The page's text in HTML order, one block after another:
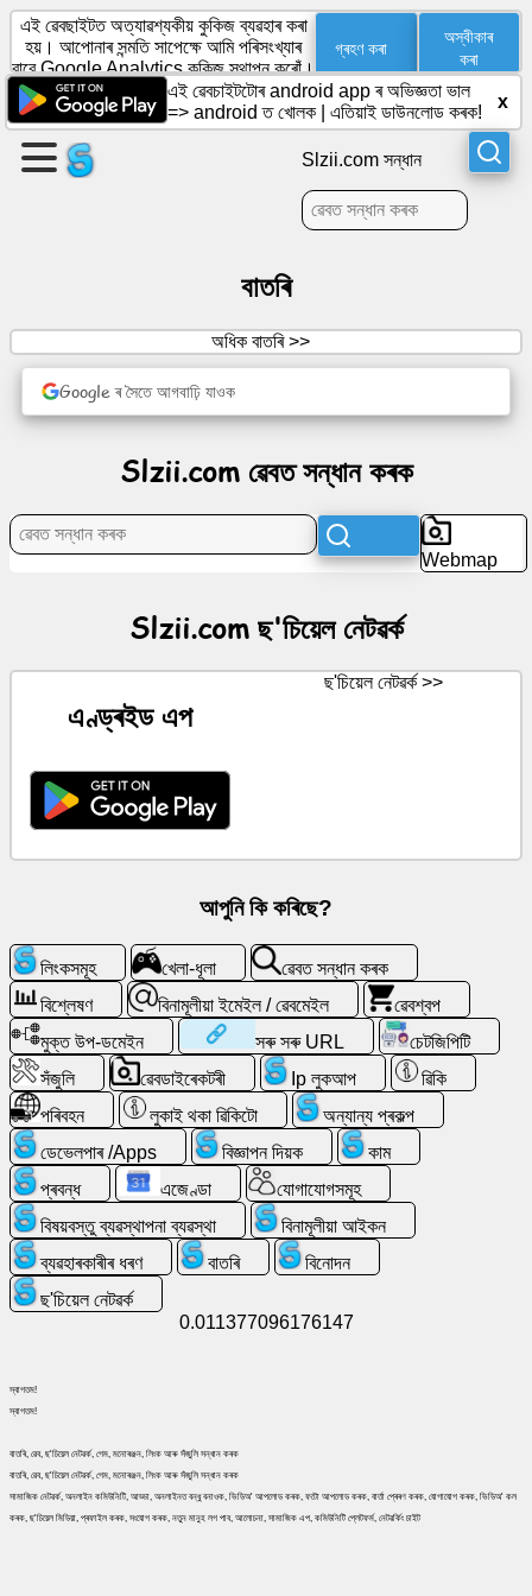
এটা
পৃষ্ঠা
সৃষ্টি
কৰক
প্ৰবন্ধ
ছ'চিয়েল
চেটজিপিটি
খেলা-
ধূলা
ৱেবত
সন্ধান
কৰক
বিনামূলীয়া
ইমেইল
/
ৱেবমেইল
বিশ্লেষণ
এই ৱেবছাইটত অত্যাৱশ্যকীয় কুকিজ ব্যৱহাৰ কৰা
হয়। আপোনাৰ সন্মতি সাপেক্ষে আমি পৰিসংখ্যাৰ
বাবে Google Analytics কুকিজ স্থাপন কৰোঁ।
গ্ৰহণ কৰা
অস্বীকাৰ
কৰা
এই ৱেবচাইটটোৰ android app ৰ অভিজ্ঞতা ভাল
=> android ত খোলক এতিয়াই ডাউনলোড কৰক!
x
Slzii.com সন্ধান
বাতৰি
অধিক বাতৰি >>
Google ৰ সৈতে আগবাঢ়ি যাওক
Slzii.com ৱেবত সন্ধান কৰক
Webmap
Slzii.com ছ'চিয়েল নেটৱৰ্ক
এণ্ড্ৰইড এপ
ছ'চিয়েল নেটৱৰ্ক >>
আপুনি কি কৰিছে?
লিংকসমূহ খেলা-ধূলা
ৱেবত সন্ধান কৰক
বিশ্লেষণ
বিনামূলীয়া ইমেইল / ৱেবমেইল
ৱেবশ্বপ
মুক্ত উপ-ডমেইন
সৰু সৰু URL
চেটজিপিটি
সঁজুলি
ৱেবডাইৰেকটৰী Ip লুকআপ
ৱিকি
পৰিবহন
লুকাই থকা ৱিকিটো
অন্যান্য প্ৰকল্প
ডেভেলপাৰ /Apps
বিজ্ঞাপন দিয়ক
কাম
প্ৰবন্ধ
এজেণ্ডা
যোগাযোগসমূহ
বিষয়বস্তু ব্যৱস্থাপনা ব্যৱস্থা
বিনামূলীয়া আইকন
ব্যৱহাৰকাৰীৰ ধৰণ
বাতৰি
বিনোদন
ছ'চিয়েল নেটৱৰ্ক
0.011377096176147
স্বাগতম!
স্বাগতম!
বাতৰি, ৱেব, ছ'চিয়েল নেটৱৰ্ক, গেম, মনোৰঞ্জন, লিংক আৰু সঁজুলি সন্ধান কৰক
বাতৰি, ৱেব, ছ'চিয়েল নেটৱৰ্ক, গেম, মনোৰঞ্জন, লিংক আৰু সঁজুলি সন্ধান কৰক
সামাজিক নেটৱৰ্ক, অনলাইন কমিউনিটি, আড্ডা, অনলাইনত বন্ধু বনাওক, ভিডিঅ' আপলোড কৰক, ফটো আপলোড কৰক, বাৰ্তা প্ৰেৰণ কৰক, যোগাযোগ কৰক, ভিডিঅ' কল
কৰক, ছ'চিয়েল মিডিয়া, প্ৰফাইল কৰক, সংযোগ কৰক, নতুন মানুহ লগ পাব, আলোচনা, সামাজিক এপ, কমিউনিটি প্লেটফৰ্ম, নেটৱৰ্কিং চাইট